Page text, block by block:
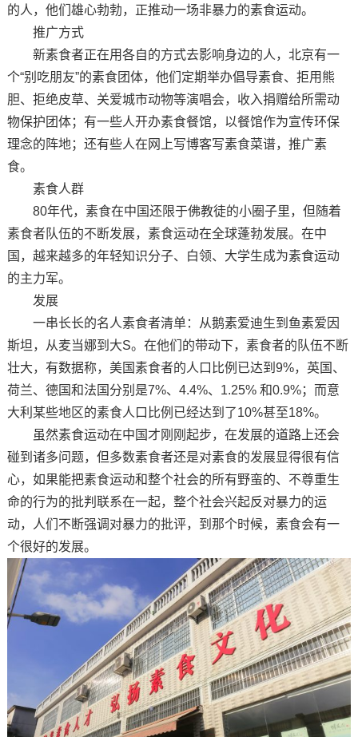
的人，他们雄心勃勃，正推动一场非暴力的素食运动。
推广方式
新素食者正在用各自的方式去影响身边的人，北京有一
个“别吃朋友”的素食团体，他们定期举办倡导素食、拒用熊
胆、拒绝皮草、关爱城市动物等演唱会，收入捐赠给所需动
物保护团体；有一些人开办素食餐馆，以餐馆作为宣传环保
理念的阵地；还有些人在网上写博客写素食菜谱，推广素
食。
素食人群
80年代，素食在中国还限于佛教徒的小圈子里，但随着
素食者队伍的不断发展，素食运动在全球蓬勃发展。在中
国，越来越多的年轻知识分子、白领、大学生成为素食运动
的主力军。
发展
一串长长的名人素食者清单：从鹅素爱迪生到鱼素爱因
斯坦，从麦当娜到大S。在他们的带动下，素食者的队伍不断
壮大，有数据称，美国素食者的人口比例已达到9%，英国、
荷兰、德国和法国分别是7%、4.4%、1.25% 和0.9%；而意
大利某些地区的素食人口比例已经达到了10%甚至18%。
虽然素食运动在中国才刚刚起步，在发展的道路上还会
碰到诸多问题，但多数素食者还是对素食的发展显得很有信
心，如果能把素食运动和整个社会的所有野蛮的、不尊重生
命的行为的批判联系在一起，整个社会兴起反对暴力的运
动，人们不断强调对暴力的批评，到那个时候，素食会有一
个很好的发展。